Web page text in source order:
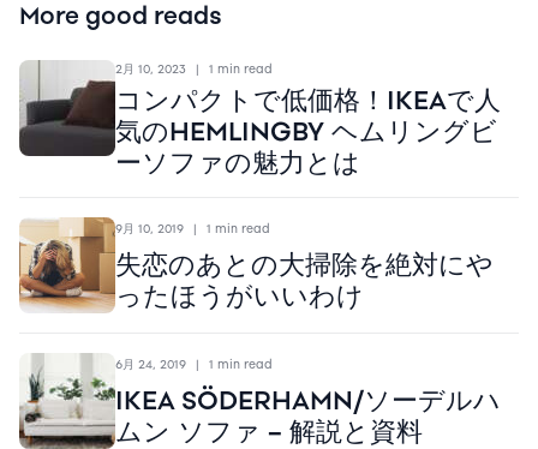
More good reads
2月 10, 2023 | 1 min read
コンパクトで低価格！IKEAで人
気のHEMLINGBY ヘムリングビ
ーソファの魅力とは
9月 10, 2019 | 1 min read
失恋のあとの大掃除を絶対にや
ったほうがいいわけ
6月 24, 2019 | 1 min read
IKEA SÖDERHAMN/ソーデルハ
ムン ソファ – 解説と資料